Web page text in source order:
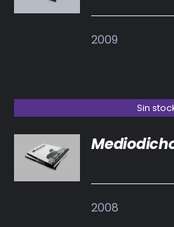
2009
Sin
DETALLES
2008